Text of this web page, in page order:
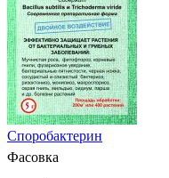
Споробактерин
Фасовка